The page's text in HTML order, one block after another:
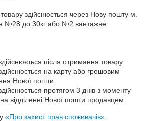
здійснюється через Нову пошту м.
№28 до 30кг або №2 вантажне
після отримання товару.
на карту або грошовим
Нової пошти.
протягом 3 днів з моменту
відділенні Нової пошти продавцем.
«Про захист прав споживачів»